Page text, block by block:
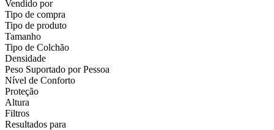
Vendido por
Tipo de compra
Tipo de produto
Tamanho
Tipo de Colchão
Densidade
Peso Suportado por Pessoa
Nível de Conforto
Proteção
Altura
Filtros
Resultados para